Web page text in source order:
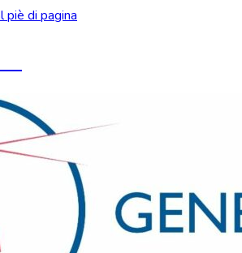
piè di pagina